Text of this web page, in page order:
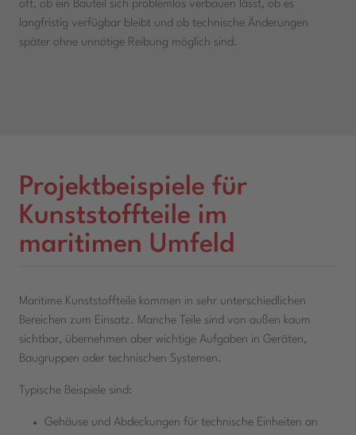
oft, ob ein Bauteil sich problemlos verbauen lässt, ob es
langfristig verfügbar bleibt und ob technische Änderungen
später ohne unnötige Reibung möglich sind.
Projektbeispiele für
Kunststoffteile im
maritimen Umfeld
Maritime Kunststoffteile kommen in sehr unterschiedlichen
Bereichen zum Einsatz. Manche Teile sind von außen kaum
sichtbar, übernehmen aber wichtige Aufgaben in Geräten,
Baugruppen oder technischen Systemen.
Typische Beispiele sind:
Gehäuse und Abdeckungen für technische Einheiten an